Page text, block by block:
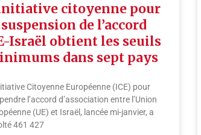
citoyenne pour
de l’accord
Israël obtient les seuils
dans sept pays
Citoyenne Européenne (ICE) pour
l’accord d’association entre l’Union
(UE) et Israël, lancée mi-janvier, a
461 427